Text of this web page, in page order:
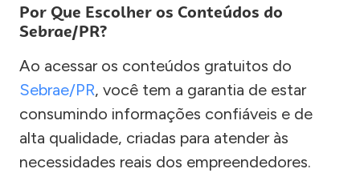
Por Que Escolher os Conteúdos do
Sebrae/PR?
Ao acessar os conteúdos gratuitos do
Sebrae/PR, você tem a garantia de estar
consumindo informações confiáveis e de
alta qualidade, criadas para atender às
necessidades reais dos empreendedores.